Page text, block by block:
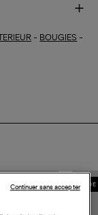
- BOUGIES -
Continuer sans accepter